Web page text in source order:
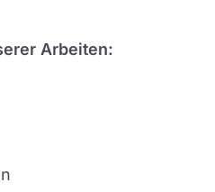
Arbeiten: